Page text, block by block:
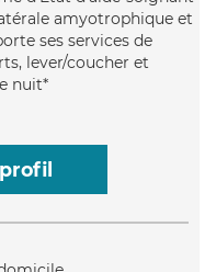
amyotrophique et
ses services de
lever/coucher et
nuit*